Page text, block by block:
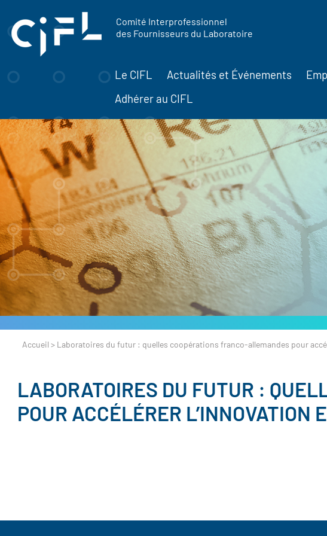
Comité Interprofessionnel
des Fournisseurs du Laboratoire
Le CIFL Actualités et Événements
Adhérer au CIFL
Accueil > Laboratoires du futur : quelles coopérations franco-allemandes pour
LABORATOIRES DU FUTUR :
POUR ACCÉLÉRER L’INNOVATION